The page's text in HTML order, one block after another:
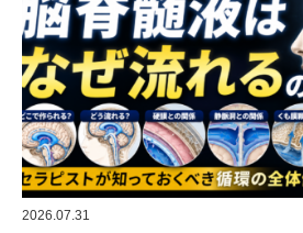
2026.07.31